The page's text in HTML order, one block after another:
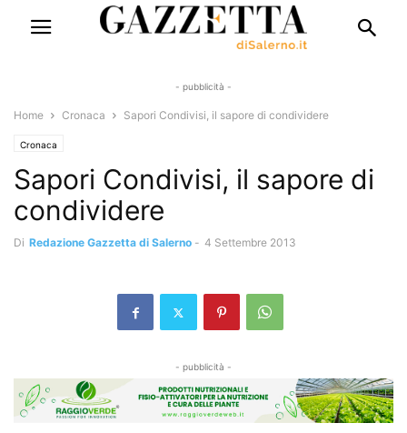
- pubblicità -
Home Cronaca Sapori Condivisi, il sapore di condividere
Cronaca
Sapori Condivisi, il sapore di
condividere
Di Redazione Gazzetta di Salerno - 4 Settembre 2013
- pubblicità -